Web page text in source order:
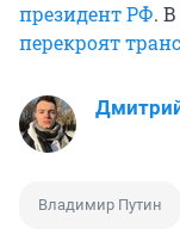
президент РФ.
перекроят
Владимир Путин